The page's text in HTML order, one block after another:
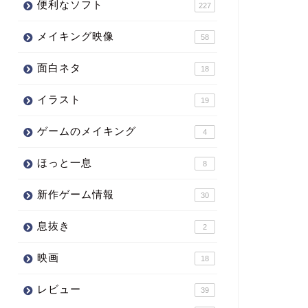
便利なソフト 227
メイキング映像 58
面白ネタ 18
イラスト 19
ゲームのメイキング 4
ほっと一息 8
新作ゲーム情報 30
息抜き 2
映画 18
レビュー 39